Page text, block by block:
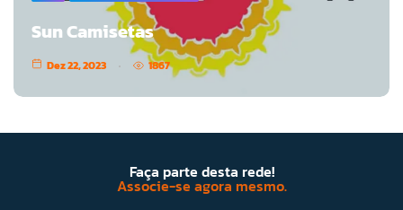
Sun Camisetas
Dez 22, 2023 1867
Faça parte desta rede!
Associe-se agora mesmo.